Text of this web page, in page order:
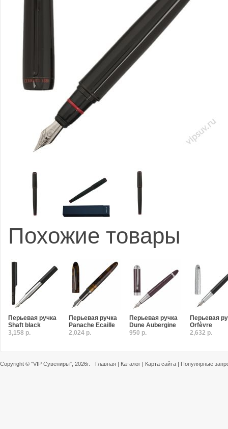
Похожие товары
Перьевая ручка
Shaft black
3,158 р.
Перьевая ручка
Panache Ecaille
2,024 р.
Перьевая ручка
Dune Aubergine
950 р.
Перьевая
Orfèvre
2,632 р.
Copyright © "VIP Сувениры" , 2026г. Главная | Каталог | Карта сайта | Популярные